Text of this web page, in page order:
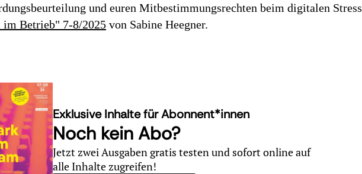
und euren Mitbestimmungsrechten beim digitalen Stress
im Betrieb" 7-8/2025 von Sabine Heegner.
Exklusive Inhalte für Abonnent*innen
Noch kein Abo?
Jetzt zwei Ausgaben gratis testen und sofort online auf
alle Inhalte zugreifen!